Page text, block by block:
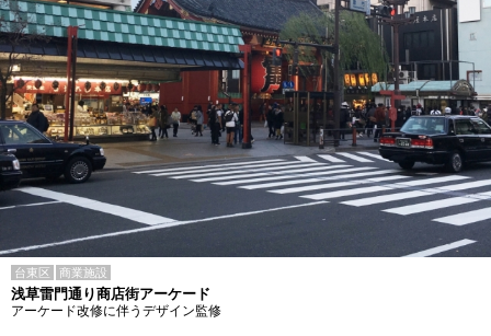
台東区 商業施設
浅草雷門通り商店街アーケード
アーケード改修に伴うデザイン監修